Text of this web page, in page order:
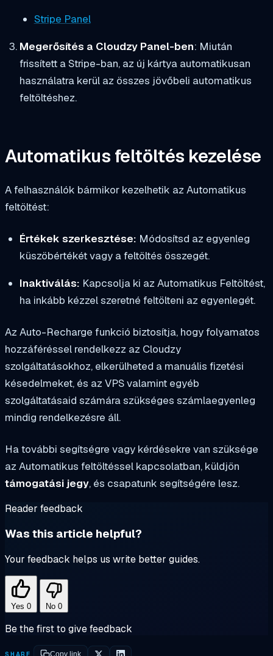
Stripe Panel
Megerősítés a Cloudzy Panel-ben: Miután
frissített a Stripe-ban, az új kártya automatikusan
használatra kerül az összes jövőbeli automatikus
feltöltéshez.
Automatikus feltöltés kezelése
A felhasználók bármikor kezelhetik az Automatikus
feltöltést:
Értékek szerkesztése: Módosítsd az egyenleg
küszöbértékét vagy a feltöltés összegét.
Inaktiválás: Kapcsolja ki az Automatikus Feltöltést,
ha inkább kézzel szeretné feltölteni az egyenlegét.
Az Auto-Recharge funkció biztosítja, hogy folyamatos
hozzáféréssel rendelkezz az Cloudzy
szolgáltatásokhoz, elkerülheted a manuális fizetési
késedelmeket, és az VPS valamint egyéb
szolgáltatásaid számára szükséges számlaegyenleg
mindig rendelkezésre áll.
Ha további segítségre vagy kérdésekre van szüksége
az Automatikus feltöltéssel kapcsolatban, küldjön
támogatási jegy, és csapatunk segítségére lesz.
Reader feedback
Was this article helpful?
Your feedback helps us write better guides.
Yes 0 No 0
Be the first to give feedback
SHARE Copy link